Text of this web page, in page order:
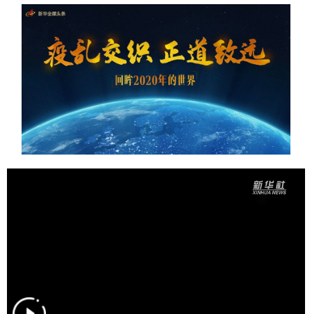
文化 书画 健康 军事
视频 图片
法律 中央文件 金融 汽车
食品 人居 信息化 数字经济
学术中国 乡村振兴 银龄 溯源中国
会展